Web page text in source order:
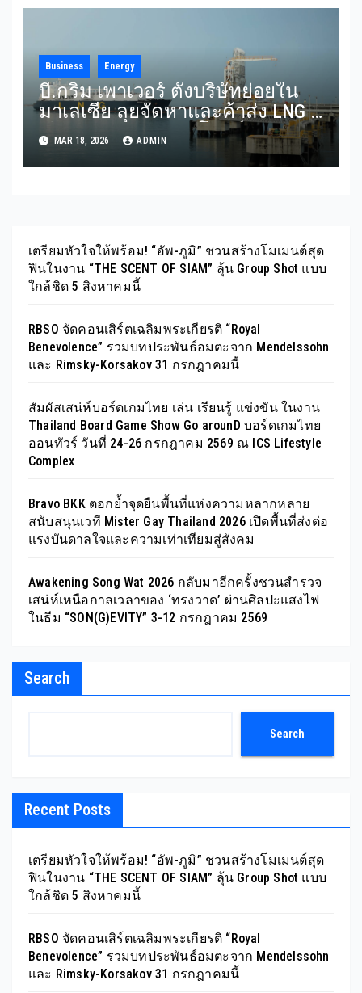
Business Energy
บี.กริม เพาเวอร์ ตั้งบริษัทย่อยใน
มาเลเซีย ลุยจัดหาและค้าส่ง LNG –
ก๊าซธรรมชาติ ตอบโจทย์ผู้ผลิต
ไฟฟ้าและกลุ่มลูกค้าอุตสาหกรรม
MAR 18, 2026 ADMIN
เตรียมหัวใจให้พร้อม! “อัพ-ภูมิ” ชวนสร้างโมเมนต์สุด
ฟินในงาน “THE SCENT OF SIAM” ลุ้น Group Shot แบบ
ใกล้ชิด 5 สิงหาคมนี้
RBSO จัดคอนเสิร์ตเฉลิมพระเกียรติ “Royal
Benevolence” รวมบทประพันธ์อมตะจาก Mendelssohn
และ Rimsky-Korsakov 31 กรกฎาคมนี้
สัมผัสเสน่ห์บอร์ดเกมไทย เล่น เรียนรู้ แข่งขัน ในงาน
Thailand Board Game Show Go arounD บอร์ดเกมไทย
ออนทัวร์ วันที่ 24-26 กรกฎาคม 2569 ณ ICS Lifestyle
Complex
Bravo BKK ตอกย้ำจุดยืนพื้นที่แห่งความหลากหลาย
สนับสนุนเวที Mister Gay Thailand 2026 เปิดพื้นที่ส่งต่อ
แรงบันดาลใจและความเท่าเทียมสู่สังคม
Awakening Song Wat 2026 กลับมาอีกครั้งชวนสำรวจ
เสน่ห์เหนือกาลเวลาของ ‘ทรงวาด’ ผ่านศิลปะแสงไฟ
ในธีม “SON(G)EVITY” 3-12 กรกฎาคม 2569
Search
Search
Recent Posts
เตรียมหัวใจให้พร้อม! “อัพ-ภูมิ” ชวนสร้างโมเมนต์สุด
ฟินในงาน “THE SCENT OF SIAM” ลุ้น Group Shot แบบ
ใกล้ชิด 5 สิงหาคมนี้
RBSO จัดคอนเสิร์ตเฉลิมพระเกียรติ “Royal
Benevolence” รวมบทประพันธ์อมตะจาก Mendelssohn
และ Rimsky-Korsakov 31 กรกฎาคมนี้